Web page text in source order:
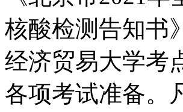
核酸检测告知书
经济贸易大学考
各项考试准备。